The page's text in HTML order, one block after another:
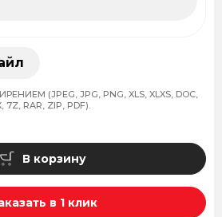
(JPEG, JPG, PNG, XLS, XLXS, DOC,
7Z, RAR, ZIP, PDF).
В корзину
в 1 клик